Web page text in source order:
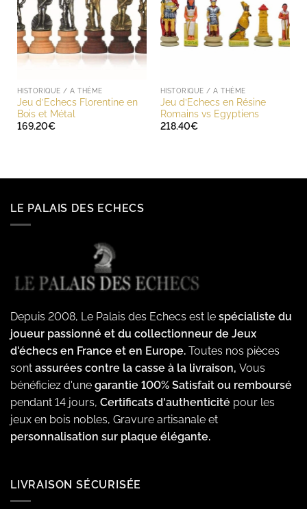
HISTORIQUE / A THÈME
Jeu d’Echecs Florentine en
Bois et Métal
169.20€
HISTORIQUE / A THÈME
Jeu d’Echecs en Résine
Romains vs Egyptiens
218.40€
LE PALAIS DES ECHECS
Depuis 2008, Le Palais des Echecs est le spécialiste du
joueur passionné et du collectionneur de Jeux
d'échecs en France et en Europe. Toutes nos pièces
sont assurées contre la casse à la livraison, Vous
bénéficiez d'une garantie 100% Satisfait ou remboursé
pendant 14 jours, Certificats d'authenticité pour les
jeux en bois nobles, Gravure artisanale et
personnalisation sur plaque élégante.
LIVRAISON SÉCURISÉE